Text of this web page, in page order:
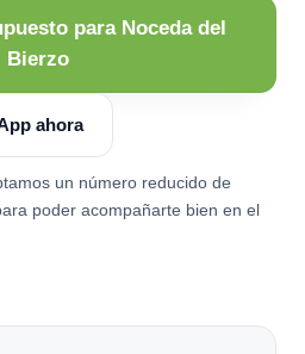
para Noceda del
Bierzo
ahora
un número reducido de
poder acompañarte bien en el